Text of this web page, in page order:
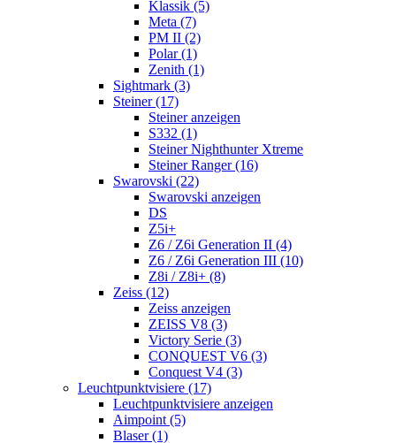
Klassik (5)
Meta (7)
PM II (2)
Polar (1)
Zenith (1)
Sightmark (3)
Steiner (17)
Steiner anzeigen
S332 (1)
Steiner Nighthunter Xtreme
Steiner Ranger (16)
Swarovski (22)
Swarovski anzeigen
DS
Z5i+
Z6 / Z6i Generation II (4)
Z6 / Z6i Generation III (10)
Z8i / Z8i+ (8)
Zeiss (12)
Zeiss anzeigen
ZEISS V8 (3)
Victory Serie (3)
CONQUEST V6 (3)
Conquest V4 (3)
Leuchtpunktvisiere (17)
Leuchtpunktvisiere anzeigen
Aimpoint (5)
Blaser (1)